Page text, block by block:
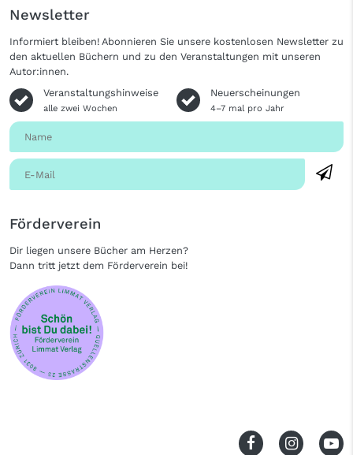
Newsletter
Informiert bleiben! Abonnieren Sie unsere kostenlosen Newsletter zu
den aktuellen Büchern und zu den Veranstaltungen mit unseren
Autor:innen.
Veranstaltungshinweise
alle zwei Wochen
Neuerscheinungen
4–7 mal pro Jahr
Förderverein
Dir liegen unsere Bücher am Herzen?
Dann tritt jetzt dem Förderverein bei!